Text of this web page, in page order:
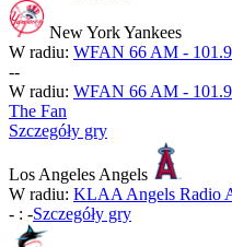
New York Yankees
W radiu: WFAN 66 AM -
--
W radiu: WFAN 66 AM -
The Fan
Szczegóły gry
Los Angeles Angels
W radiu: KLAA Angels Radio
- : -Szczegóły gry